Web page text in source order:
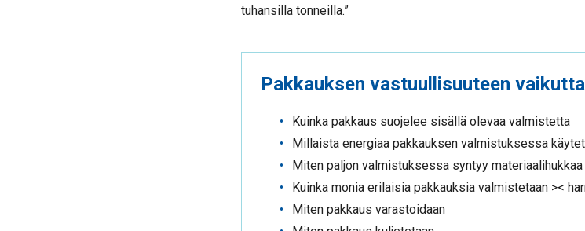
tuhansilla tonneilla.”
Pakkauksen vastuullisuuteen
Kuinka pakkaus suojelee sisällä olevaa valmistetta
Millaista energiaa pakkauksen valmistuksessa
Miten paljon valmistuksessa syntyy materiaalihukkaa
Kuinka monia erilaisia pakkauksia valmistetaan ><
Miten pakkaus varastoidaan